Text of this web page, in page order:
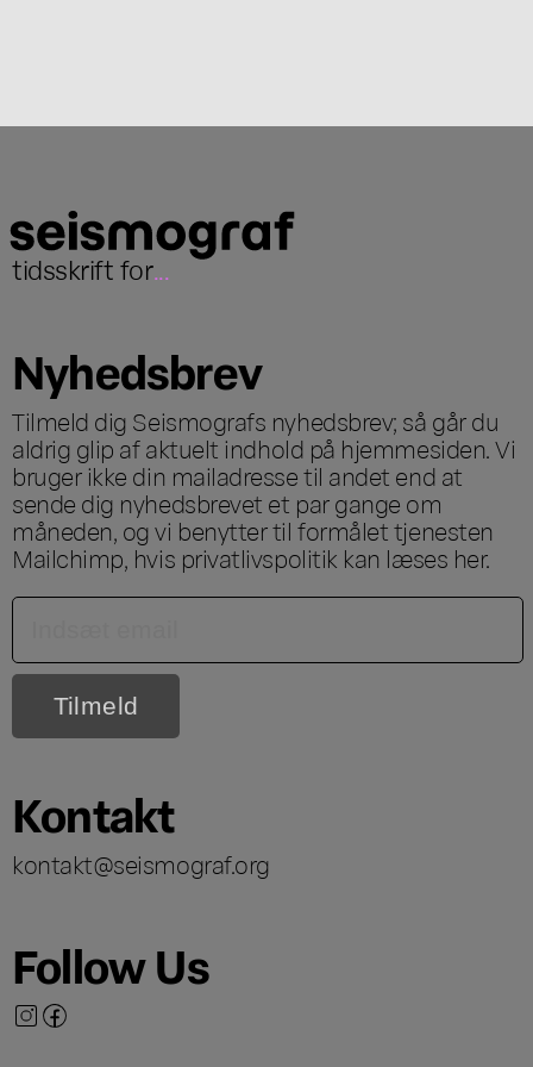
tidsskrift for...
Nyhedsbrev
Tilmeld dig Seismografs nyhedsbrev; så går du
aldrig glip af aktuelt indhold på hjemmesiden. Vi
bruger ikke din mailadresse til andet end at
sende dig nyhedsbrevet et par gange om
måneden, og vi benytter til formålet tjenesten
Mailchimp, hvis privatlivspolitik kan læses her.
Kontakt
kontakt@seismograf.org
Follow Us